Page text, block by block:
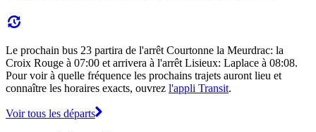
Le prochain bus 23 partira de l'arrêt Courtonne la Meurdrac: la
Croix Rouge à 07:00 et arrivera à l'arrêt Lisieux: Laplace à 08:08.
Pour voir à quelle fréquence les prochains trajets auront lieu et
connaître les horaires exacts, ouvrez l'appli Transit.
Voir tous les départs